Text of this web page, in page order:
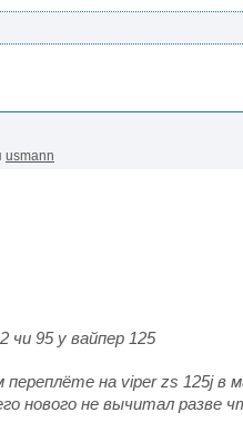
usmann
чи 95 у вайпер 125
переплёте на viper zs 125j
нового не вычитал разве